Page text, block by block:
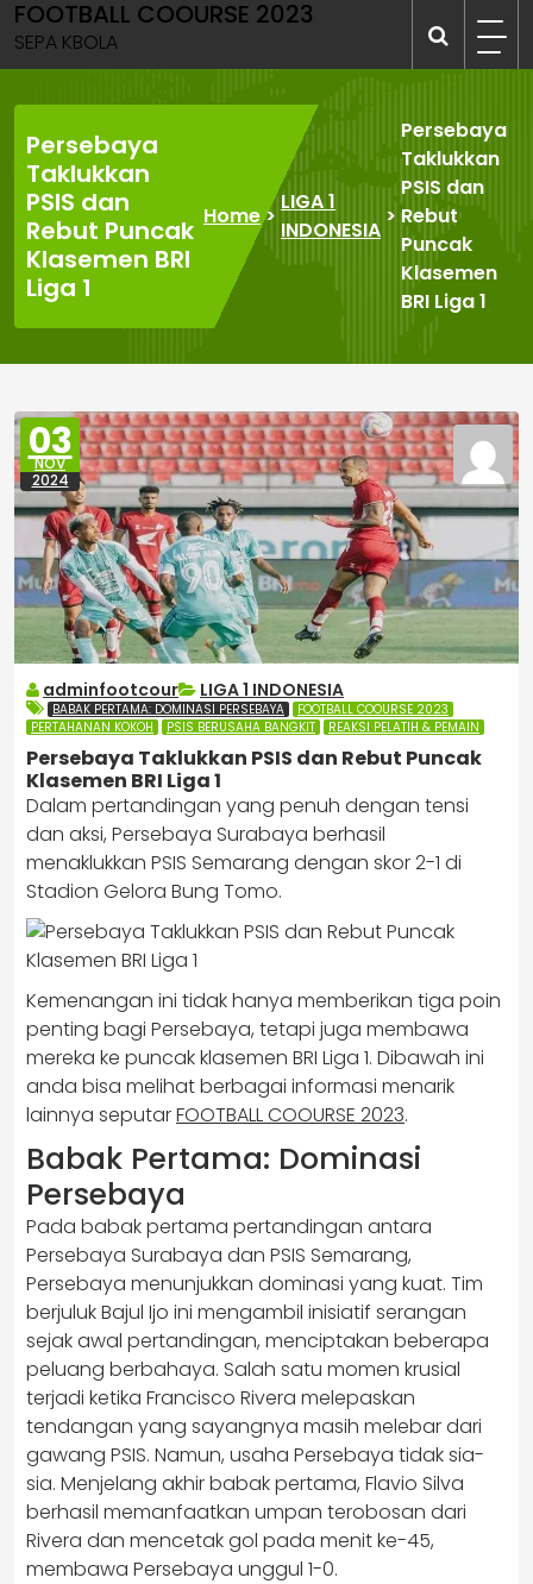
Skip
to
content
FOOTBALL COOURSE 2023
SEPA KBOLA
Persebaya
Taklukkan
PSIS dan
Rebut Puncak
Klasemen BRI
Liga 1
Home>
LIGA 1
INDONESIA
>
Persebaya
Taklukkan
PSIS dan
Rebut
Puncak
Klasemen
BRI Liga 1
03
NOV
2024
adminfootcour LIGA 1 INDONESIA
BABAK PERTAMA: DOMINASI PERSEBAYA
FOOTBALL COOURSE 2023
PERTAHANAN KOKOH
PSIS BERUSAHA BANGKIT REAKSI PELATIH & PEMAIN
Persebaya Taklukkan PSIS dan Rebut Puncak
Klasemen BRI Liga 1
Dalam pertandingan yang penuh dengan tensi
dan aksi, Persebaya Surabaya berhasil
menaklukkan PSIS Semarang dengan skor 2-1 di
Stadion Gelora Bung Tomo.
Kemenangan ini tidak hanya memberikan tiga poin
penting bagi Persebaya, tetapi juga membawa
mereka ke puncak klasemen BRI Liga 1. Dibawah ini
anda bisa melihat berbagai informasi menarik
lainnya seputarFOOTBALL COOURSE 2023.
Babak Pertama: Dominasi
Persebaya
Pada babak pertama pertandingan antara
Persebaya Surabaya dan PSIS Semarang,
Persebaya menunjukkan dominasi yang kuat. Tim
berjuluk Bajul Ijo ini mengambil inisiatif serangan
sejak awal pertandingan, menciptakan beberapa
peluang berbahaya. Salah satu momen krusial
terjadi ketika Francisco Rivera melepaskan
tendangan yang sayangnya masih melebar dari
gawang PSIS. Namun, usaha Persebaya tidak sia-
sia. Menjelang akhir babak pertama, Flavio Silva
berhasil memanfaatkan umpan terobosan dari
Rivera dan mencetak gol pada menit ke-45,
membawa Persebaya unggul 1-0.